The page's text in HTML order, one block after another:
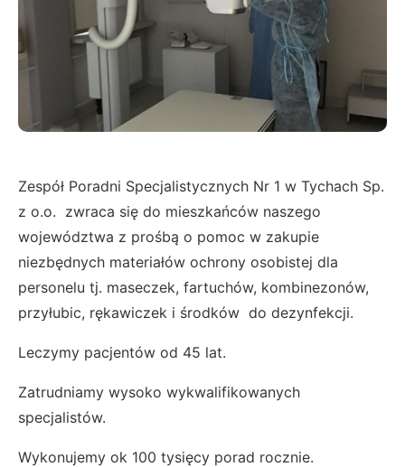
Zespół Poradni Specjalistycznych Nr 1 w Tychach Sp.
z o.o. zwraca się do mieszkańców naszego
województwa z prośbą o pomoc w zakupie
niezbędnych materiałów ochrony osobistej dla
personelu tj. maseczek, fartuchów, kombinezonów,
przyłubic, rękawiczek i środków do dezynfekcji.
Leczymy pacjentów od 45 lat.
Zatrudniamy wysoko wykwalifikowanych
specjalistów.
Wykonujemy ok 100 tysięcy porad rocznie.